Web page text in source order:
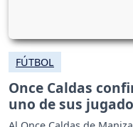
FÚTBOL
Once Caldas
uno de sus